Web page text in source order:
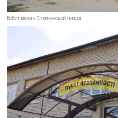
Вибиті вікна у Степненській гімназії